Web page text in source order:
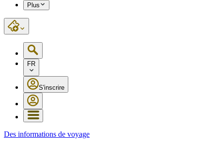
Plus
FR
S'inscrire
Des informations de voyage